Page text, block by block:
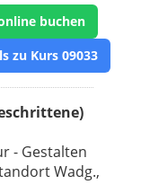
buchen
zu Kurs 09033
- Gestalten
Wadg.,